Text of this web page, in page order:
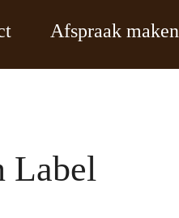
Afspraak maken
Label